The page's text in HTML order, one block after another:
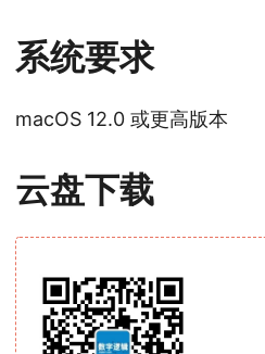
系统要求
macOS 12.0 或更高版本
云盘下载